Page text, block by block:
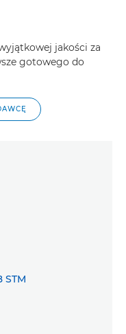
jakości za
gotowego do